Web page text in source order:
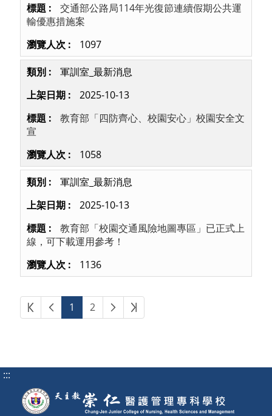
交通部公路局114年光復節連續假期公共運
輸優惠措施案
1097
軍訓室_最新消息
2025-10-13
教育部「四防齊心、校園安心」校園安全文
宣
1058
軍訓室_最新消息
2025-10-13
教育部「校園交通風險地圖專區」已正式上
線，可下載運用參考！
1136
第一頁上一頁
1 2 下一頁最後頁
:::